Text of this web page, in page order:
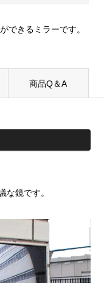
できるミラーです。
商品Q＆A
な鏡です。